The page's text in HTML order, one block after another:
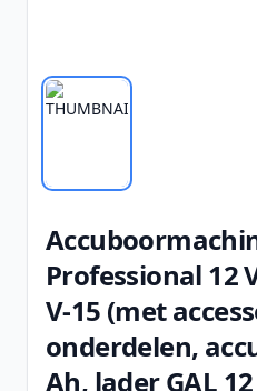
Professional 12
V-15 (met
onderdelen,
Ah, lader GAL